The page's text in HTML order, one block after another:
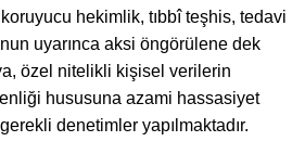
hekimlik, tıbbî teşhis, tedavi
uyarınca aksi öngörülene dek
özel nitelikli kişisel verilerin
hususuna azami hassasiyet
denetimler yapılmaktadır.